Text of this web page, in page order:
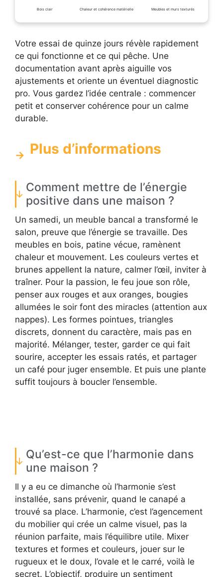
Bois clair Chaleur et cohérence matérielle Meubles et murs texturés
Votre essai de quinze jours révèle rapidement
ce qui fonctionne et ce qui pêche. Une
documentation avant après aiguille vos
ajustements et oriente un éventuel diagnostic
pro. Vous gardez l’idée centrale : commencer
petit et conserver cohérence pour un calme
durable.
Plus d’informations
Comment mettre de l’énergie
positive dans une maison ?
Un samedi, un meuble bancal a transformé le
salon, preuve que l’énergie se travaille. Des
meubles en bois, patine vécue, ramènent
chaleur et mouvement. Les couleurs vertes et
brunes appellent la nature, calmer l’œil, inviter à
traîner. Pour la passion, le feu joue son rôle,
penser aux rouges et aux oranges, bougies
allumées le soir font des miracles (attention aux
nappes). Les formes pointues, triangles
discrets, donnent du caractère, mais pas en
majorité. Mélanger, tester, garder ce qui fait
sourire, accepter les essais ratés, et partager
un café pour juger ensemble. Et puis une plante
suffit toujours à boucler l’ensemble.
Qu’est-ce que l’harmonie dans
une maison ?
Il y a eu ce dimanche où l’harmonie s’est
installée, sans prévenir, quand le canapé a
trouvé sa place. L’harmonie, c’est l’agencement
du mobilier qui crée un calme visuel, pas la
réunion parfaite, mais l’équilibre utile. Mixer
textures et formes et couleurs, jouer sur le
rugueux et le doux, l’ovale et le carré, voilà le
secret. L’objectif, produire un sentiment